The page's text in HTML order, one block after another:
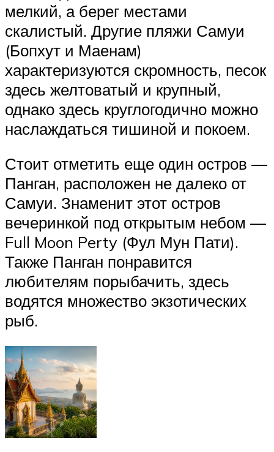
мелкий, а берег местами
скалистый. Другие пляжи Самуи
(Бопхут и Маенам)
характеризуются скромность, песок
здесь желтоватый и крупный,
однако здесь круглогодично можно
наслаждаться тишиной и покоем.
Стоит отметить еще один остров —
Панган, расположен не далеко от
Самуи. Знаменит этот остров
вечеринкой под открытым небом —
Full Moon Perty (Фул Мун Пати).
Также Панган понравится
любителям порыбачить, здесь
водятся множество экзотических
рыб.